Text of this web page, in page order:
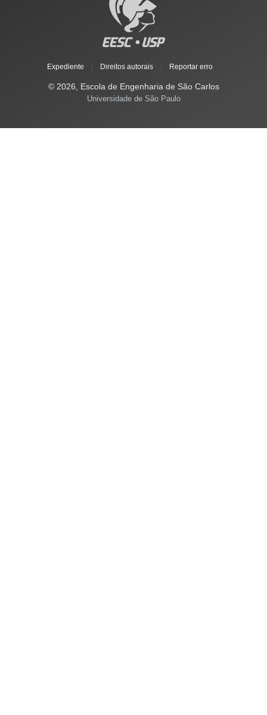
Expediente Direitos autorais Reportar erro
© 2026, Escola de Engenharia de São Carlos
Universidade de São Paulo